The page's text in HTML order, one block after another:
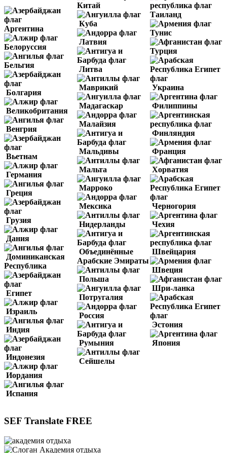
Аргентина
Белоруссия
Бельгия
Болгария
Великобритания
Венгрия
Вьетнам
Германия
Греция
Грузия
Дания
Доминиканская
Республика
Египет
Израиль
Индия
Индонезия
Иордания
Испания
Китай
Куба
Латвия
Литва
Маврикий
Мадагаскар
Малайзия
Мальдивы
Мальта
Марроко
Мексика
Нидерланды
Объединённые
Арабские Эмираты
Польша
Потругалия
Россия
Румыния
Сейшелы
Таиланд
Тунис
Турция
Украина
Филиппины
Финляндия
Франция
Хорватия
Черногория
Чехия
Швейцария
Швеция
Шри-ланка
Эстония
Япония
SEF Translate FREE